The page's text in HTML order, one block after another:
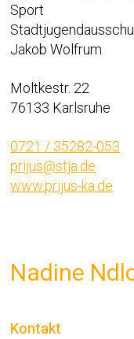
Sport
Jakob Wolfrum
Moltkestr. 22
76133 Karlsruhe
0721 / 35282-053
prijus@stja.de
www.prijus-ka.de
Nadine
Kontakt